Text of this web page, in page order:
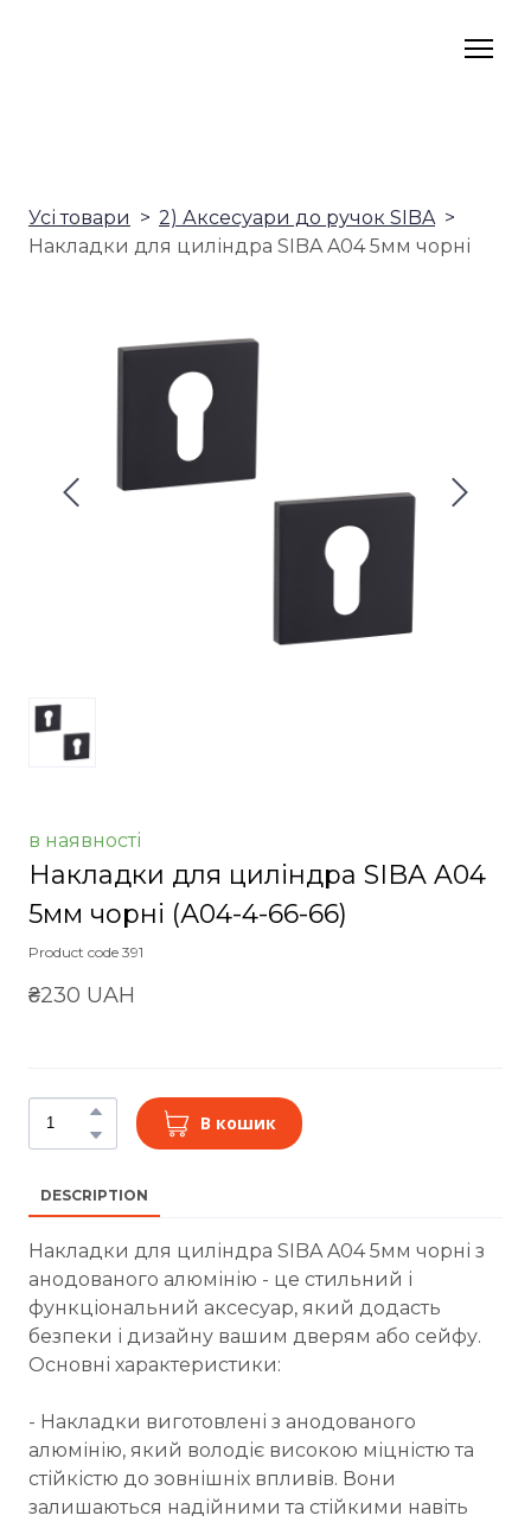
Усі товари
2) Аксесуари до ручок SIBA
Накладки для циліндра SIBA A04 5мм чорні
в наявності
Накладки для циліндра SIBA A04
5мм чорні (А04-4-66-66)
Product code 391
₴230 UAH
В кошик
DESCRIPTION
Накладки для циліндра SIBA A04 5мм чорні з
анодованого алюмінію - це стильний і
функціональний аксесуар, який додасть
безпеки і дизайну вашим дверям або сейфу.
Основні характеристики:
- Накладки виготовлені з анодованого
алюмінію, який володіє високою міцністю та
стійкістю до зовнішніх впливів. Вони
залишаються надійними та стійкими навіть